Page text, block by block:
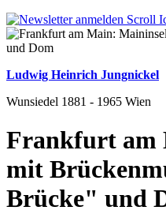
Ludwig Heinrich Jungnickel
Wunsiedel 1881 - 1965 Wien
Frankfurt am
mit
Brücke" und